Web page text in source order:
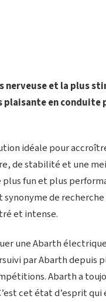
nerveuse et la plus
en
idéale pour
de stabilité et une
fun et plus
de
et intense.
une Abarth
par Abarth depuis
Abarth a
cet état d’esprit